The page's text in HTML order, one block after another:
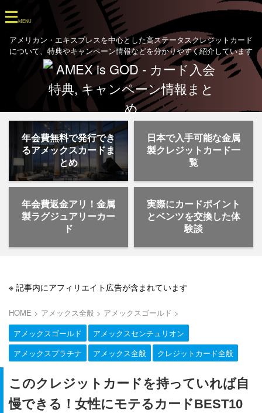
アメリカン・エキスプレスを中心とした高ステータスクレジットカード
について、特典やキャンペーン情報などを分かりやすく紹介しています
年会費無料で発行でき
るアメックスカードま
とめ
日本で入手可能な金属
製クレジットカード一
覧
年会費返金アリ！金属
製ラグジュアリーカー
ド
実際にカードポイント
とベンツを交換した体
験談
※ 記事内にアフィリエイト広告が含まれています
HOME > アメックス全般 > アメックスゴールド >
アメックスゴールド
アメックスセンチュリオン
アメックスプラチナ
アメックス全般 クレジットカード全般
このクレジットカードを持っていれば自
慢できる！女性にモテるカードBEST10